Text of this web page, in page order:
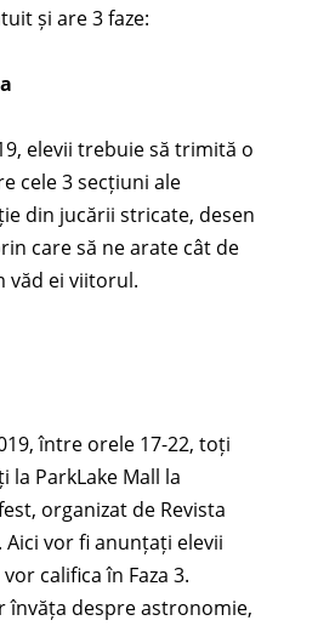
și are 3 faze:
elevii trebuie să trimită o
cele 3 secțiuni ale
din jucării stricate, desen
care să ne arate cât de
văd ei viitorul.
între orele 17-22, toți
ParkLake Mall la
organizat de Revista
Aici vor fi anunțați elevii
califica în Faza 3.
învăța despre astronomie,